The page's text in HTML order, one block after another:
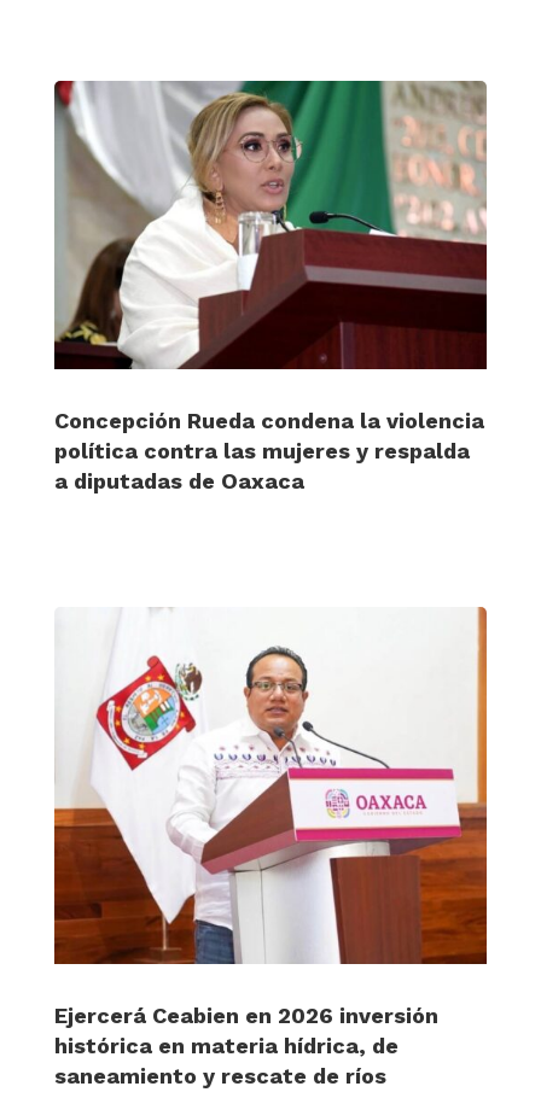
Concepción Rueda condena la violencia
política contra las mujeres y respalda
a diputadas de Oaxaca
Ejercerá Ceabien en 2026 inversión
histórica en materia hídrica, de
saneamiento y rescate de ríos